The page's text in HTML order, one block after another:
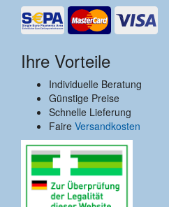
Ihre Vorteile
Individuelle Beratung
Günstige Preise
Schnelle Lieferung
Faire Versandkosten